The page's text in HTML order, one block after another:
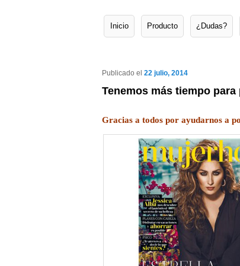
Menú principal
Ir al contenido principal
Ir al contenido secundario
Inicio Producto ¿Dudas?
Tenemos más tiempo
Publicado el 22 julio, 2014
Gracias a todos por ayudarnos a